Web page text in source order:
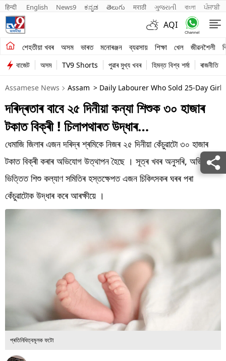
हिन्दी English News9 ಕನ್ನಡ తెలుగు मराठी ગુજરાતી বাংলা ਪੰਜਾਬੀ
AQI
শেহতীয়া খবৰ অসম ভাৰত মনোৰঞ্জন ব্যৱসায় শিক্ষা খেল জীৱনশৈলী
শেহতীয়া খবৰ
অসম
ভাৰত
মনোৰঞ্জন
ব্যৱসায়
শিক্ষা
খেল
জীৱনশৈলী
বাজেট অসম TV9 Shorts পুৱাৰ মুখ্য খবৰ হিমন্ত বিশ্ব শৰ্মা ৰাজনীতি
Assamese News Assam > Daily Labourer Who Sold 25-Day
দৰিদ্ৰতাৰ বাবে ২৫ দিনীয়া কন্যা শিশুক ৩০ হাজাৰ
টকাত বিক্ৰী ! চিলাপথাৰত উদ্ধাৰ…
ধেমাজি জিলাৰ এজন দৰিদ্ৰ শ্ৰমিকে নিজৰ ২৫ দিনীয়া কেঁচুৱাটো ৩০ হাজাৰ
টকাত বিক্ৰী কৰাৰ অভিযোগ উত্থাপন হৈছে । সূত্ৰ খবৰ অনুসৰি, অভিযোগৰ
ভিত্তিত শিশু কল্যাণ সমিতিৰ হস্তক্ষেপত এজন চিকিৎসকৰ ঘৰৰ পৰা
কেঁচুৱাটোক উদ্ধাৰ কৰে আৰক্ষীয়ে ।
প্ৰতিনিধিত্বমূলক ফটো